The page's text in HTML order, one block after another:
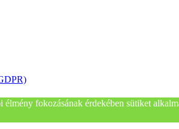
fokozásának érdekében sütiket